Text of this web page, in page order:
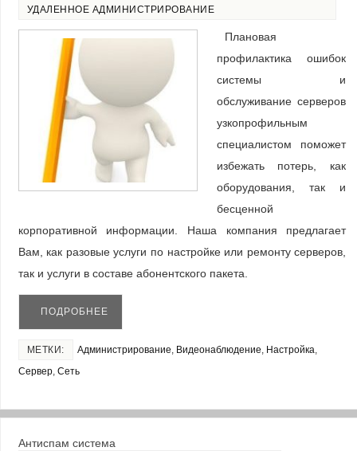
УДАЛЕННОЕ АДМИНИСТРИРОВАНИЕ
Плановая
профилактика ошибок
системы и
обслуживание серверов
узкопрофильным
специалистом поможет
избежать потерь, как
оборудования, так и
бесценной
корпоративной информации. Наша компания предлагает
Вам, как разовые услуги по настройке или ремонту серверов,
так и услуги в составе абонентского пакета.
ПОДРОБНЕЕ
МЕТКИ: Администрирование Видеонаблюдение Настройка
Сервер, Сеть
Антиспам система